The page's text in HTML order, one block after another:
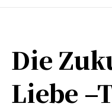
Die
Liebe